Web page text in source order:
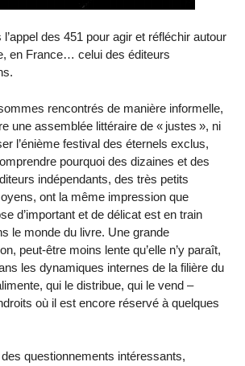
l’appel des 451 pour agir et réfléchir autour
en France… celui des éditeurs
rencontrés de manière informelle,
une assemblée littéraire de « justes », ni
l’énième festival des éternels exclus,
pourquoi des dizaines et des
indépendants, des très petits
ont la même impression que
d’important et de délicat est en train
le monde du livre. Une grande
peut-être moins lente qu’elle n’y paraît,
les dynamiques internes de la filière du
qui le distribue, qui le vend –
où il est encore réservé à quelques
questionnements intéressants,